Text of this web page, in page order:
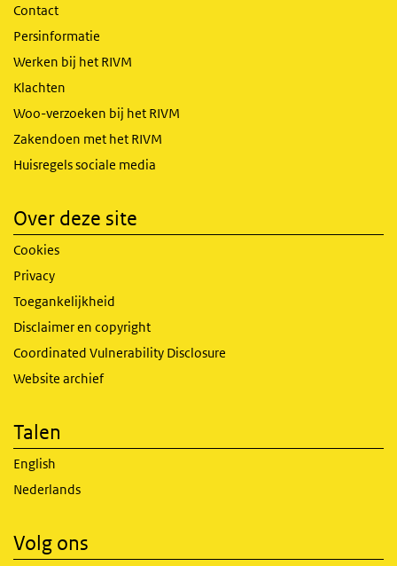
Contact
Persinformatie
Werken bij het RIVM
Klachten
Woo-verzoeken bij het RIVM
Zakendoen met het RIVM
Huisregels sociale media
Over deze site
Cookies
Privacy
Toegankelijkheid
Disclaimer en copyright
Coordinated Vulnerability Disclosure
Website archief
Talen
English
Nederlands
Volg ons